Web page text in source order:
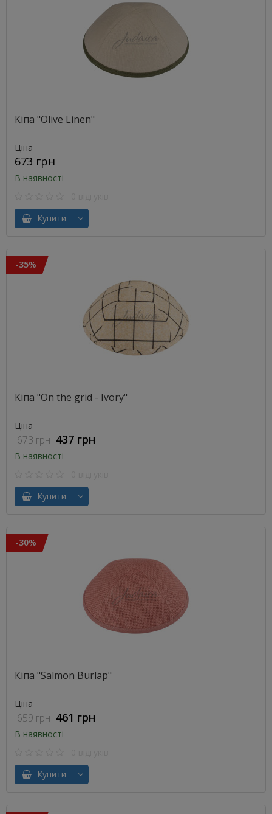
Кіпа "Olive Linen"
Ціна
673 грн
В наявності
Купити
-35%
Кіпа "On the grid - Ivory"
Ціна
673 грн 437 грн
В наявності
Купити
-30%
Кіпа "Salmon Burlap"
Ціна
659 грн 461 грн
В наявності
Купити